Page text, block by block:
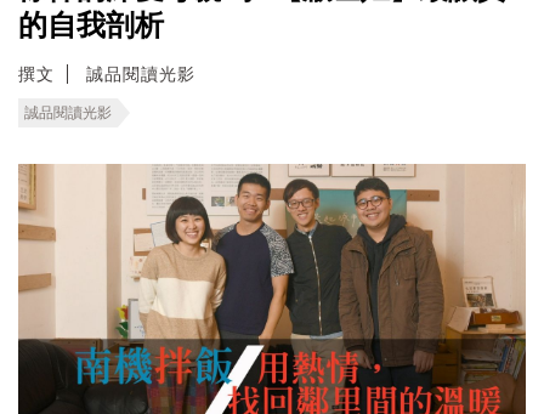
的自我剖析
撰文 誠品閱讀光影
誠品閱讀光影